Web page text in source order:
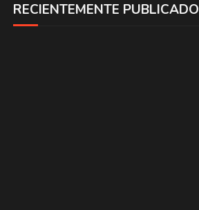
RECIENTEMENTE PUBLICADO